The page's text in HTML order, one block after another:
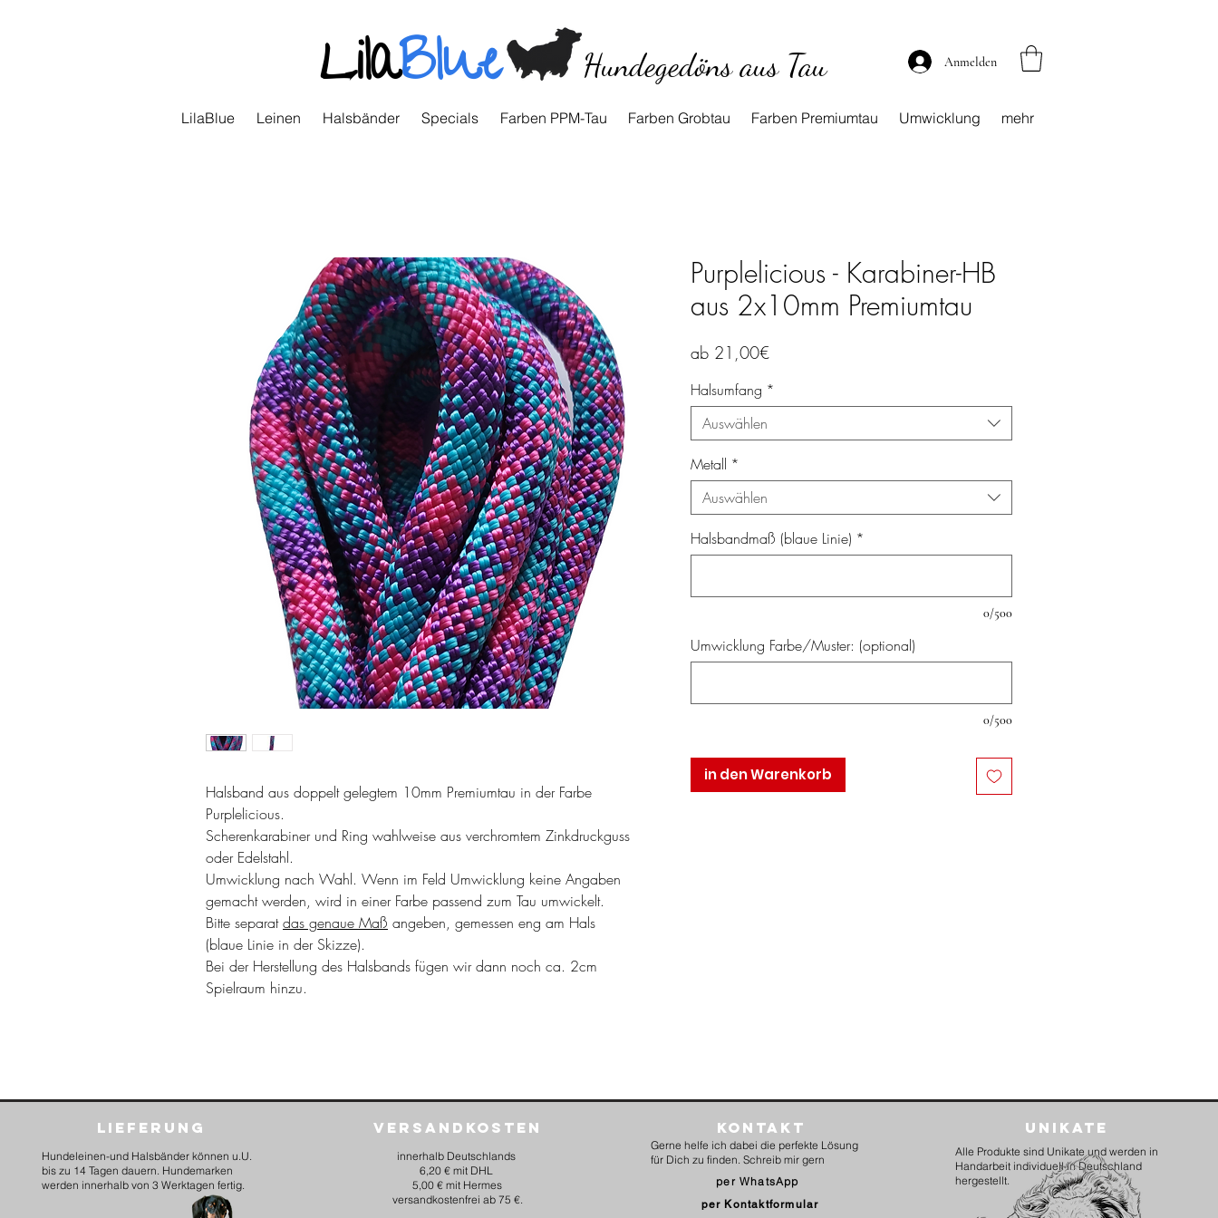
LilaBlue Hundegedöns aus Tau Anmelden
LilaBlue Leinen Halsbänder Specials Farben PPM-Tau Farben Grobtau Farben Premiumtau Umwicklung mehr
Halsband aus doppelt gelegtem 10mm Premiumtau in der Farbe
Purplelicious.
Scherenkarabiner und Ring wahlweise aus verchromtem Zinkdruckguss
oder Edelstahl.
Umwicklung nach Wahl. Wenn im Feld Umwicklung keine Angaben
gemacht werden, wird in einer Farbe passend zum Tau umwickelt.
Bitte separatdas genaue Maß angeben, gemessen eng am Hals
(blaue Linie in der Skizze).
Bei der Herstellung des Halsbands fügen wir dann noch ca. 2cm
Spielraum hinzu.
Purplelicious - Karabiner-HB
aus 2x10mm Premiumtau
ab 21,00€Sale-
Halsumfang *
Auswählen
Metall *
Auswählen
Halsbandmaß (blaue Linie) *
0/500
Umwicklung Farbe/Muster: (optional)
0/500
in den Warenkorb
Lieferung
Hundeleinen-und Halsbänder können u.U.
bis zu 14 Tagen dauern. Hundemarken
werden innerhalb von 3 Werktagen fertig.
Versandkosten
innerhalb Deutschlands
6,20 € mit DHL
5,00 € mit Hermes
versandkostenfrei ab 75 €.
Kontakt
Gerne helfe ich dabei die perfekte Lösung
für Dich zu finden. Schreib mir gern
per WhatsApp
per Kontaktformular
Unikate
Alle Produkte sind Unikate und werden in
Handarbeit individuell in Deutschland
hergestellt.